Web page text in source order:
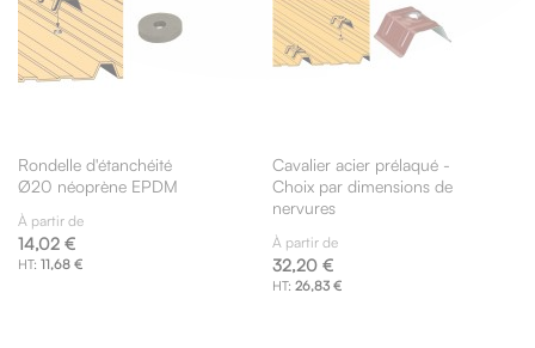
Rondelle d'étanchéité
Ø20 néoprène EPDM
À partir de
14,02 €
11,68 €
Cavalier acier prélaqué -
Choix par dimensions de
nervures
À partir de
32,20 €
26,83 €